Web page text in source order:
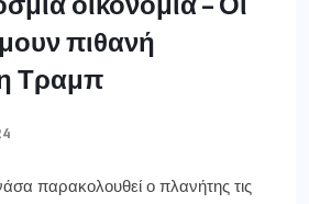
πιθανή
Τραμπ
παρακολουθεί ο πλανήτης τις